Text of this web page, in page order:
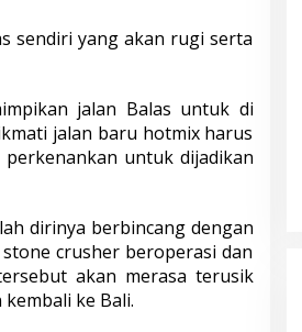
sendiri yang akan rugi serta
jalan Balas untuk di
jalan baru hotmix harus
untuk dijadikan
dirinya berbincang dengan
crusher beroperasi dan
akan merasa terusik
ke Bali.